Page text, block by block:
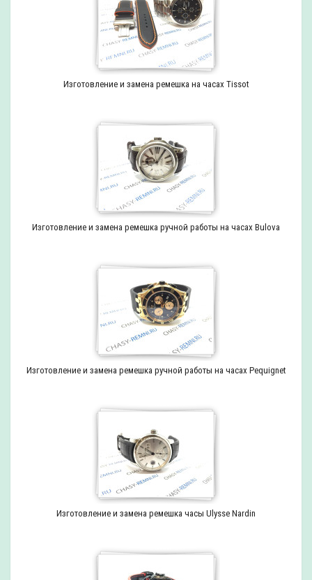
Изготовление и замена ремешка на часах Tissot
Изготовление и замена ремешка ручной работы на часах Bulova
Изготовление и замена ремешка ручной работы на часах Pequignet
Изготовление и замена ремешка часы Ulysse Nardin